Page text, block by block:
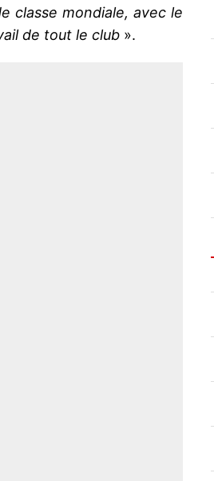
classe mondiale, avec le
de tout le club ».